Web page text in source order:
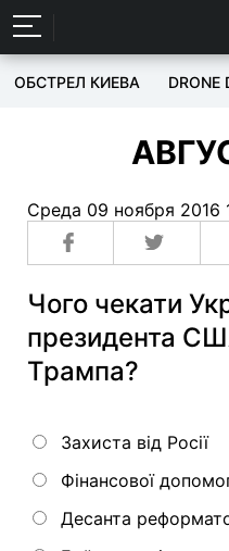
ОБСТРЕЛ КИЕВА DRONE
Среда 09 ноября 2016
Чого чекати
президента
Трампа?
Захиста від Росії
Фінансової
Десанта